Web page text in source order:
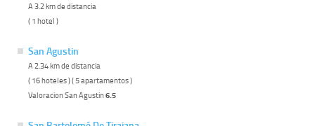
A 3.2 km de distancia
( 1 hotel )
San Agustin
A 2.34 km de distancia
( 16 hoteles ) ( 5 apartamentos )
Valoracion San Agustin6.5